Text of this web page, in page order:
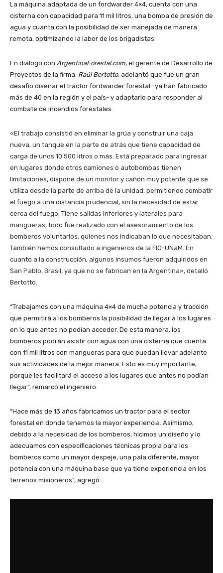
La máquina adaptada de un fordwarder 4×4, cuenta con una
cisterna con capacidad para 11 mil litros, una bomba de presión de
agua y cuanta con la posibilidad de ser manejada de manera
remota, optimizando la labor de los brigadistas.
En diálogo con ArgentinaForestal.com, el gerente de Desarrollo de
Proyectos de la firma, Raúl Bertotto, adelantó que fue un gran
desafío diseñar el tractor fordwarder forestal -ya han fabricado
más de 40 en la región y el país- y adaptarlo para responder al
combate de incendios forestales.
«El trabajo consistió en eliminar la grúa y construir una caja
nueva, un tanque en la parte de atrás que tiene capacidad de
carga de unos 10.500 litros o más. Está preparado para ingresar
en lugares donde otros camiones o autobombas tienen
limitaciones, dispone de un monitor y cañón muy potente que se
utiliza desde la parte de arriba de la unidad, permitiendo combatir
el fuego a una distancia prudencial, sin la necesidad de estar
cerca del fuego. Tiene salidas inferiores y laterales para
mangueras, todo fue realizado con el asesoramiento de los
bomberos voluntarios, quienes nos indicaban lo que necesitaban.
También hemos consultado a ingenieros de la FIO-UNaM. En
cuanto a la construcción, algunos insumos fueron adquiridos en
San Pablo, Brasil, ya que no se fabrican en la Argentina», detalló
Bertotto.
“Trabajamos con una máquina 4×4 de mucha potencia y tracción
que permitirá a los bomberos la posibilidad de llegar a los lugares
en lo que antes no podían acceder. De esta manera, los
bomberos podrán asistir con agua con una cisterna que cuenta
con 11 mil litros con mangueras para que puedan llevar adelante
sus actividades de la mejor manera. Esto es muy importante,
porque les facilitará el acceso a los lugares que antes no podían
llegar”, remarcó el ingeniero.
“Hace más de 13 años fabricamos un tractor para el sector
forestal en donde tenemos la mayor experiencia. Asimismo,
debido a la necesidad de los bomberos, hicimos un diseño y lo
adecuamos con especificaciones técnicas propia para los
bomberos como un mayor despeje, una pala diferente, mayor
potencia con una máquina base que ya tiene experiencia en los
terrenos misioneros”, agregó.